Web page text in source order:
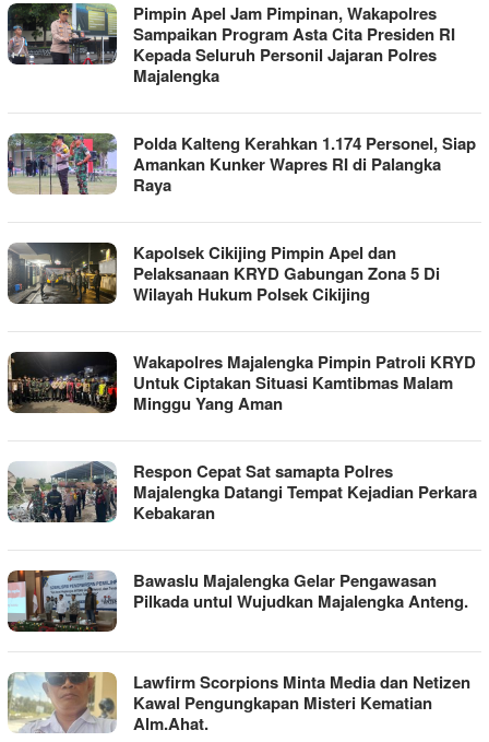
Pimpin Apel Jam Pimpinan, Wakapolres
Sampaikan Program Asta Cita Presiden RI
Kepada Seluruh Personil Jajaran Polres
Majalengka
Polda Kalteng Kerahkan 1.174 Personel, Siap
Amankan Kunker Wapres RI di Palangka
Raya
Kapolsek Cikijing Pimpin Apel dan
Pelaksanaan KRYD Gabungan Zona 5 Di
Wilayah Hukum Polsek Cikijing
Wakapolres Majalengka Pimpin Patroli KRYD
Untuk Ciptakan Situasi Kamtibmas Malam
Minggu Yang Aman
Respon Cepat Sat samapta Polres
Majalengka Datangi Tempat Kejadian Perkara
Kebakaran
Bawaslu Majalengka Gelar Pengawasan
Pilkada untul Wujudkan Majalengka Anteng.
Lawfirm Scorpions Minta Media dan Netizen
Kawal Pengungkapan Misteri Kematian
Alm.Ahat.